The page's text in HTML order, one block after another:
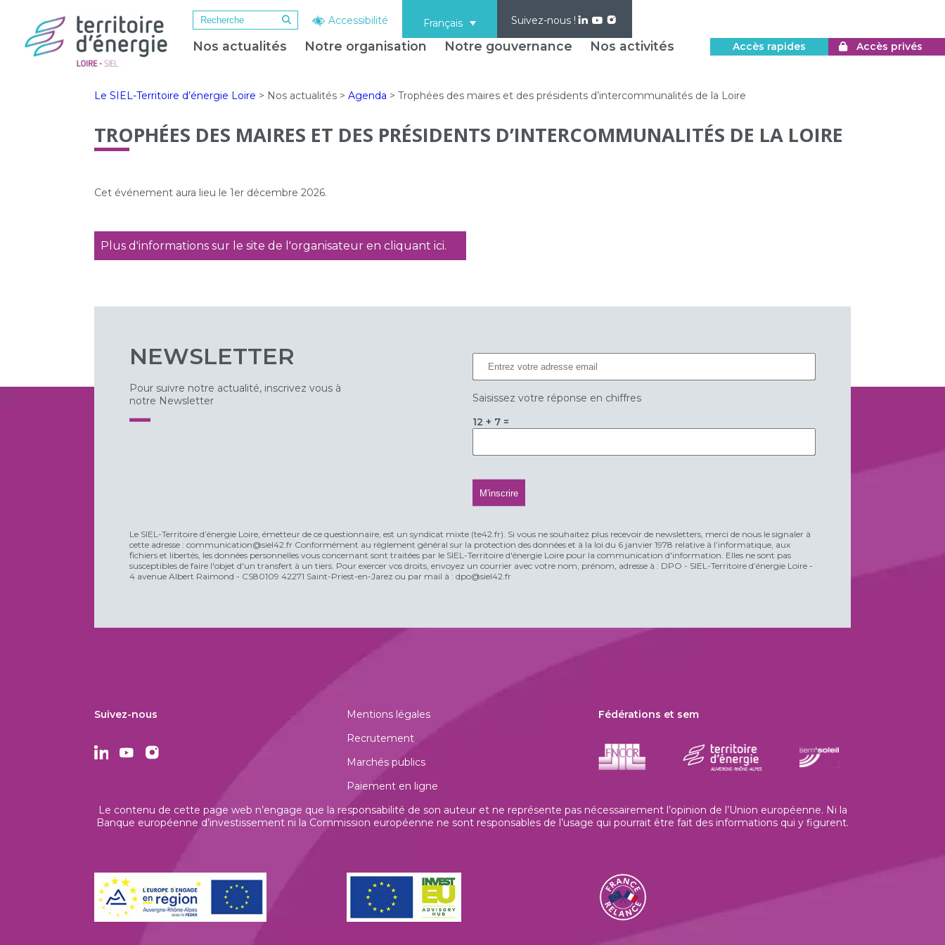
Accessibilité Français Suivez-nous !
Nos actualités Notre organisation Notre gouvernance Nos activités Accès rapides Accès privés
Le SIEL-Territoire d’énergie Loire > Nos actualités >Agenda >Trophées des maires et des présidents d’intercommunalités de la Loire
TROPHÉES DES MAIRES ET DES PRÉSIDENTS D’INTERCOMMUNALITÉS DE LA LOIRE
Cet événement aura lieu le 1er décembre 2026.
Plus d'informations sur le site de l'organisateur en cliquant ici.
NEWSLETTER
Pour suivre notre actualité, inscrivez vous à
notre Newsletter
Saisissez votre réponse en chiffres
12 + 7 =
Le SIEL-Territoire d’énergie Loire, émetteur de ce questionnaire, est un syndicat mixte (te42.fr). Si vous ne souhaitez plus recevoir de newsletters, merci de nous le signaler à
cette adresse : communication@siel42.fr Conformément au règlement général sur la protection des données et à la loi du 6 janvier 1978 relative à l’informatique, aux
fichiers et libertés, les données personnelles vous concernant sont traitées par le SIEL-Territoire d'énergie Loire pour la communication d'information. Elles ne sont pas
susceptibles de faire l'objet d'un transfert à un tiers. Pour exercer vos droits, envoyez un courrier avec votre nom, prénom, adresse à : DPO - SIEL-Territoire d’énergie Loire -
4 avenue Albert Raimond - CS80109 42271 Saint-Priest-en-Jarez ou par mail à : dpo@siel42.fr
Suivez-nous
Mentions légales
Recrutement
Marchés publics
Paiement en ligne
Fédérations et sem
Le contenu de cette page web n’engage que la responsabilité de son auteur et ne représente pas nécessairement l’opinion de l’Union européenne. Ni la
Banque européenne d’investissement ni la Commission européenne ne sont responsables de l’usage qui pourrait être fait des informations qui y figurent.